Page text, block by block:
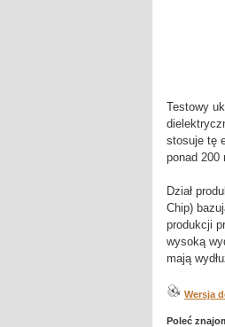
Testowy
stosuje tę
ponad 200
Dział
Chip)
produkcji
wysoką
mają
Wersja
Poleć